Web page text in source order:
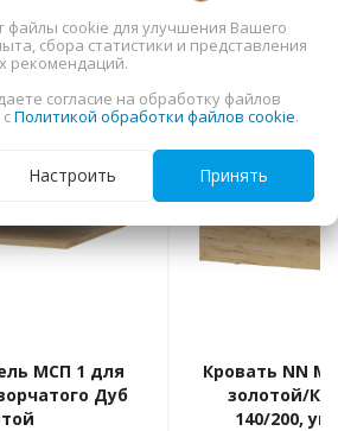
equalizer
МСП 1 для
Дуб
Кровать NN
золотой/
140/200,
файлы cookie для улучшения Вашего
сбора статистики и представления
рекомендаций.
согласие на обработку файлов
Политикой обработки файлов cookie.
Настроить Принять